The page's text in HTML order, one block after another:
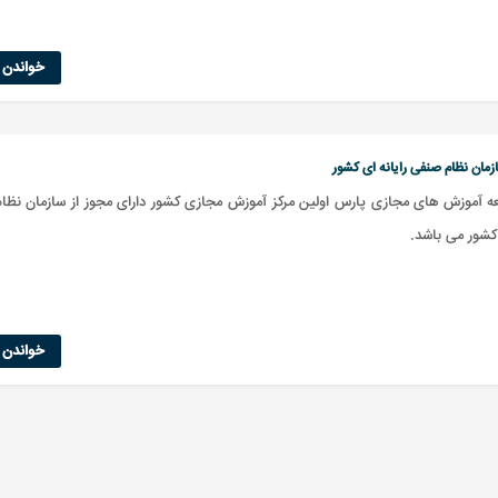
خواندن
نظام صنفی رایانه ای کشور
آموزش های مجازی پارس اولین مرکز آموزش مجازی کشور دارای مجوز از سازمان
کشور می باشد.
خواندن